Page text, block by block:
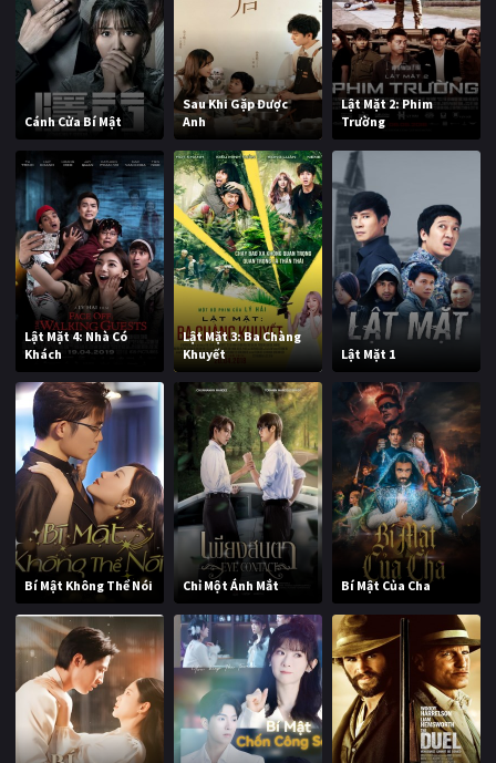
Cánh Cửa Bí Mật
Sau Khi Gặp Được
Anh
Lật Mặt 2: Phim
Trường
Lật Mặt 4: Nhà Có
Khách
Lật Mặt 3: Ba Chàng
Khuyết
Lật Mặt 1
Bí Mật Không Thể Nói Chỉ Một Ánh Mắt Bí Mật Của Cha